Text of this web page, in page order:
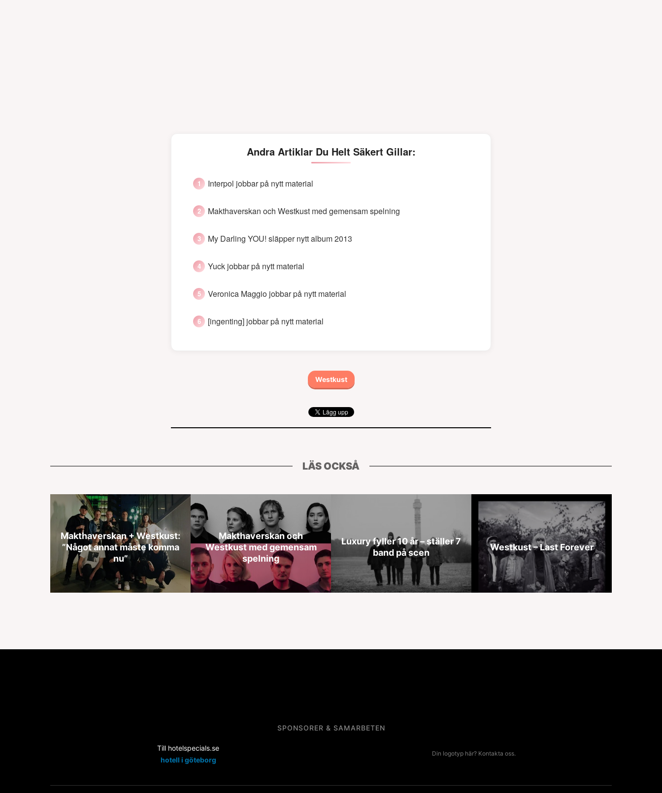
Andra Artiklar Du Helt Säkert Gillar:
Interpol jobbar på nytt material
Makthaverskan och Westkust med gemensam spelning
My Darling YOU! släpper nytt album 2013
Yuck jobbar på nytt material
Veronica Maggio jobbar på nytt material
[ingenting] jobbar på nytt material
Westkust
LÄS OCKSÅ
Makthaverskan + Westkust:
”Något annat måste komma
nu”
Makthaverskan och
Westkust med gemensam
spelning
Luxury fyller 10 år – ställer 7
band på scen
Westkust – Last Forever
SPONSORER & SAMARBETEN
Till hotelspecials.se
hotell i göteborg
Din logotyp här? Kontakta oss.